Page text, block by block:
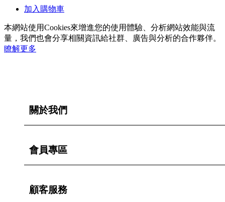
加入購物車
本網站使用Cookies來增進您的使用體驗、分析網站效能與流
量，我們也會分享相關資訊給社群、廣告與分析的合作夥伴。
瞭解更多
關於我們
會員專區
顧客服務